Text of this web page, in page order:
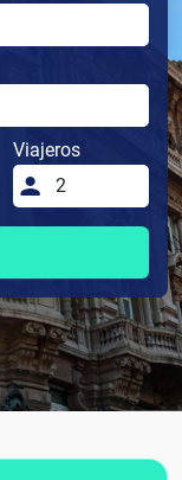
Viajeros